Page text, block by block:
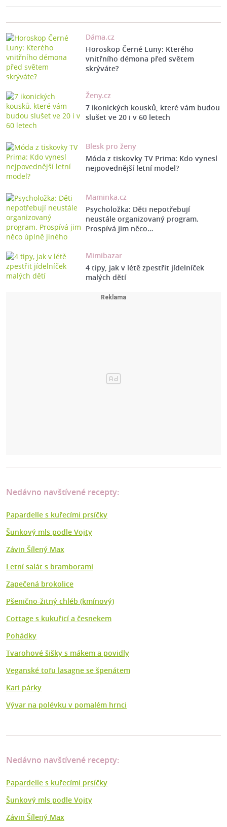
Dáma.cz
Horoskop Černé Luny: Kterého
vnitřního démona před světem
skrýváte?
Ženy.cz
7 ikonických kousků, které vám budou
slušet ve 20 i v 60 letech
Blesk pro ženy
Móda z tiskovky TV Prima: Kdo vynesl
nejpovednější letní model?
Maminka.cz
Psycholožka: Děti nepotřebují
neustále organizovaný program.
Prospívá jim něco…
Mimibazar
4 tipy, jak v létě zpestřit jídelníček
malých dětí
Nedávno navštívené recepty:
Papardelle s kuřecími prsíčky
Šunkový mls podle Vojty
Závin Šílený Max
Letní salát s bramborami
Zapečená brokolice
Pšenično-žitný chléb (kmínový)
Cottage s kukuřicí a česnekem
Pohádky
Tvarohové šišky s mákem a povidly
Veganské tofu lasagne se špenátem
Kari párky
Vývar na polévku v pomalém hrnci
Nedávno navštívené recepty:
Papardelle s kuřecími prsíčky
Šunkový mls podle Vojty
Závin Šílený Max